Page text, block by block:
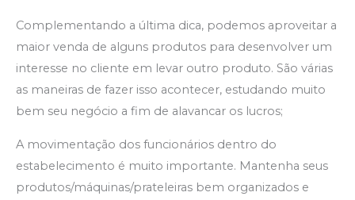
Complementando a última dica, podemos aproveitar a
maior venda de alguns produtos para desenvolver um
interesse no cliente em levar outro produto. São várias
as maneiras de fazer isso acontecer, estudando muito
bem seu negócio a fim de alavancar os lucros;
A movimentação dos funcionários dentro do
estabelecimento é muito importante. Mantenha seus
produtos/máquinas/prateleiras bem organizados e